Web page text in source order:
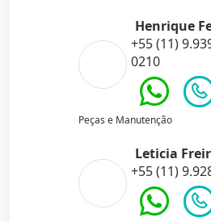
Henrique
+55 (11)
0210
Peças e Manutenção
Leticia
+55 (11)